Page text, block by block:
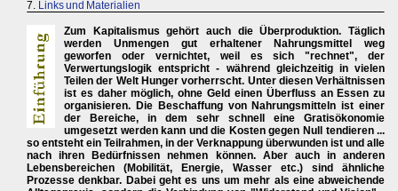
7. Links und Materialien
Zum Kapitalismus gehört auch die Überproduktion. Täglich
werden Unmengen gut erhaltener Nahrungsmittel weg
geworfen oder vernichtet, weil es sich "rechnet", der
Verwertungslogik entspricht - während gleichzeitig in vielen
Teilen der Welt Hunger vorherrscht. Unter diesen Verhältnissen
ist es daher möglich, ohne Geld einen Überfluss an Essen zu
organisieren. Die Beschaffung von Nahrungsmitteln ist einer
der Bereiche, in dem sehr schnell eine Gratisökonomie
umgesetzt werden kann und die Kosten gegen Null tendieren ...
so entsteht ein Teilrahmen, in der Verknappung überwunden ist und alle
nach ihren Bedürfnissen nehmen können. Aber auch in anderen
Lebensbereichen (Mobilität, Energie, Wasser etc.) sind ähnliche
Prozesse denkbar. Dabei geht es uns um mehr als eine abweichende